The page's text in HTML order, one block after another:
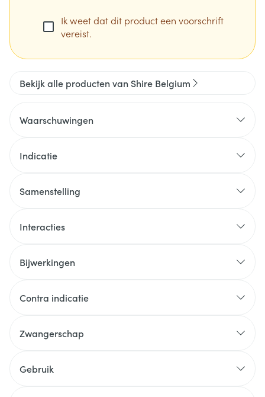
Ik weet dat dit product een voorschrift
vereist.
Bekijk alle producten van Shire Belgium
Waarschuwingen
Indicatie
Samenstelling
Interacties
Bijwerkingen
Contra indicatie
Zwangerschap
Gebruik